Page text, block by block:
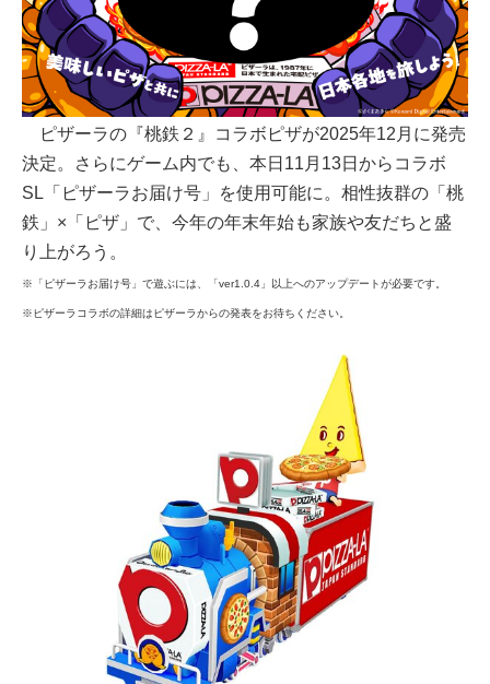
ピザーラの『桃鉄２』コラボピザが2025年12月に発売
決定。さらにゲーム内でも、本日11月13日からコラボ
SL「ピザーラお届け号」を使用可能に。相性抜群の「桃
鉄」×「ピザ」で、今年の年末年始も家族や友だちと盛
り上がろう。
※「ピザーラお届け号」で遊ぶには、「ver1.0.4」以上へのアップデートが必要です。
※ピザーラコラボの詳細はピザーラからの発表をお待ちください。